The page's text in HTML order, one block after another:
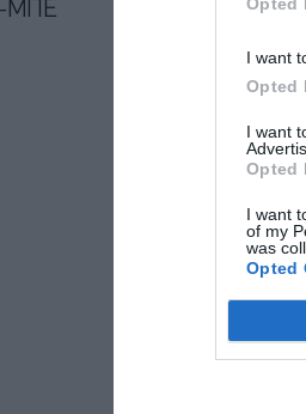
I want
Opted
I want
Opted
I want
of my
was
Opted
ΜΠΕ